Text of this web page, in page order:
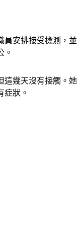
員安排接受檢測，並
。
這幾天沒有接觸。她
症狀。